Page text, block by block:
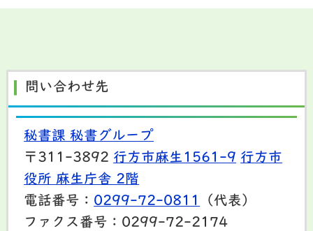
問い合わせ先
秘書課 秘書グループ
〒311-3892 行方市麻生1561-9 行方市
役所 麻生庁舎 2階
電話番号： 0299-72-0811
（代表）
ファクス番号：0299-72-2174